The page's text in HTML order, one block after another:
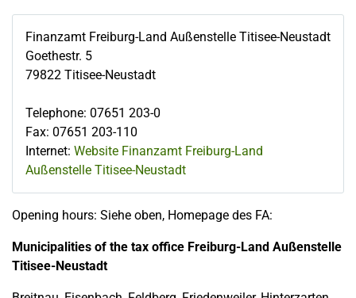
Finanzamt Freiburg-Land Außenstelle Titisee-Neustadt
Goethestr. 5
79822 Titisee-Neustadt
Telephone: 07651 203-0
Fax: 07651 203-110
Internet: Website Finanzamt Freiburg-Land
Außenstelle Titisee-Neustadt
Opening hours: Siehe oben, Homepage des FA:
Municipalities of the tax office Freiburg-Land Außenstelle
Titisee-Neustadt